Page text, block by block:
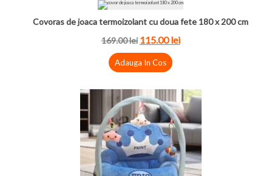
Covoras de joaca termoizolant cu doua fete 180 x 200 cm
169.00 lei 115.00 lei
Adauga In Cos